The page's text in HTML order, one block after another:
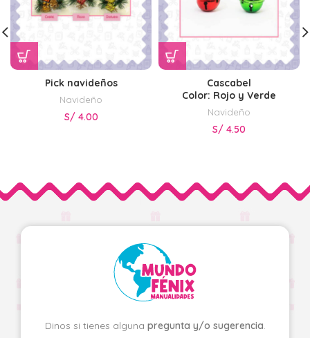
Pick navideños
Navideño
S/ 4.00
Cascabel
Color: Rojo y Verde
Navideño
S/ 4.50
Dinos si tienes alguna pregunta y/o sugerencia.